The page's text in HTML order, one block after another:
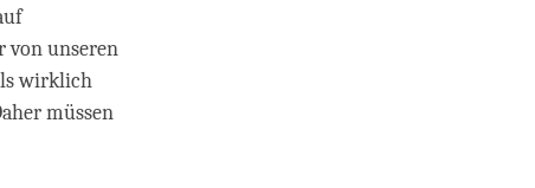
von unseren
wirklich
müssen